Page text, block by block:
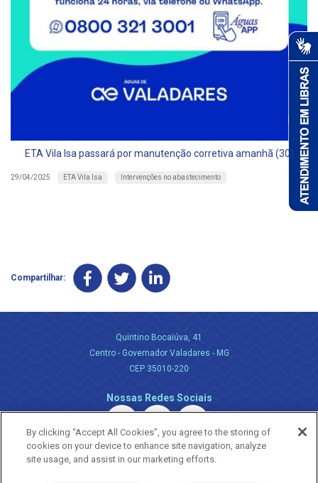
ETA Vila Isa passará por manutenção corretiva amanhã (30)
29/04/2025 ETA Vila Isa Intervenções no abastecimento
Compartilhar:
Quintino Bocaiúva, 41
Centro - Governador Valadares - MG
CEP 35010-220
Nossas Redes Sociais
By clicking “Accept All Cookies”, you agree to the storing of
cookies on your device to enhance site navigation, analyze
site usage, and assist in our marketing efforts.